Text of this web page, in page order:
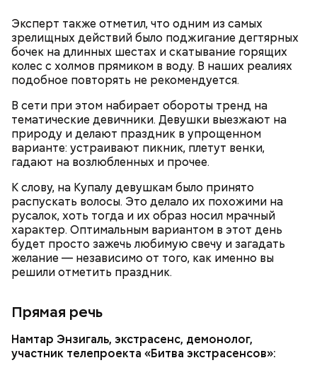
Эксперт также отметил, что одним из самых
зрелищных действий было поджигание дегтярных
бочек на длинных шестах и скатывание горящих
колес с холмов прямиком в воду. В наших реалиях
подобное повторять не рекомендуется.
В сети при этом набирает обороты тренд на
тематические девичники. Девушки выезжают на
природу и делают праздник в упрощенном
варианте: устраивают пикник, плетут венки,
гадают на возлюбленных и прочее.
К слову, на Купалу девушкам было принято
распускать волосы. Это делало их похожими на
русалок, хоть тогда и их образ носил мрачный
характер. Оптимальным вариантом в этот день
будет просто зажечь любимую свечу и загадать
желание — независимо от того, как именно вы
решили отметить праздник.
Прямая речь
Намтар Энзигаль, экстрасенс, демонолог,
участник телепроекта «Битва экстрасенсов»:
День грибного дождя
началом грибного сезона, поэтому 6-го числа этого
месяца отмечается День грибного дождя. В этот
праздник принято отправляться в лес собирать
грибы, даже если на улице непогода.